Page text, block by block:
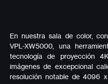
En nuestra sala de color,
VPL-XW5000, una
tecnología de proyección
imágenes de excepcional
resolución notable de 4096